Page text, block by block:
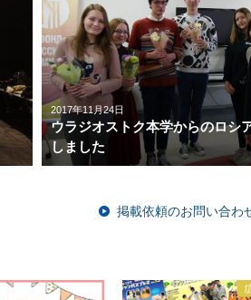
2017年11月24日
ウラジオストク本学からのロシ
しました
掲載依頼のお問い合わ